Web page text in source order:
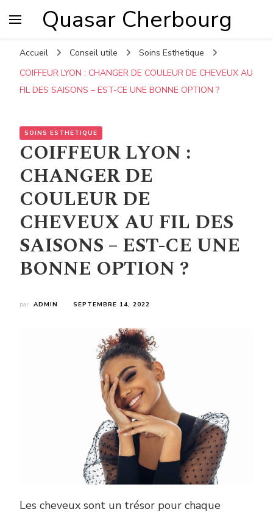
Quasar Cherbourg
Accueil Conseil utile
Soins Esthetique
COIFFEUR LYON : CHANGER DE COULEUR DE CHEVEUX AU
FIL DES SAISONS – EST-CE UNE BONNE OPTION ?
SOINS ESTHETIQUE
COIFFEUR LYON :
CHANGER DE
COULEUR DE
CHEVEUX AU FIL DES
SAISONS – EST-CE UNE
BONNE OPTION ?
par ADMIN SEPTEMBRE 14, 2022
Les cheveux sont un trésor pour chaque